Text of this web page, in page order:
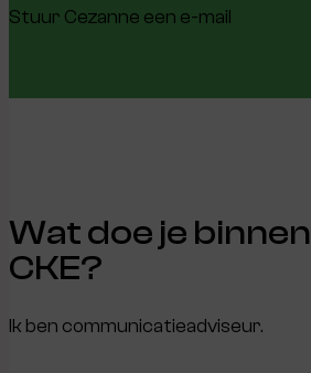
Stuur Cezanne een e-mail
Wat doe je binnen
CKE?
Ik ben communicatieadviseur.